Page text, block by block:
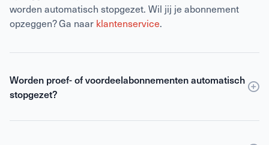
worden automatisch stopgezet. Wil jij je abonnement
opzeggen? Ga naar klantenservice.
Worden proef- of voordeelabonnementen automatisch
stopgezet?
Kortlopende proefabonnementen en